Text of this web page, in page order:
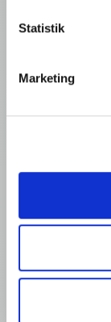
Statistik
Marketing